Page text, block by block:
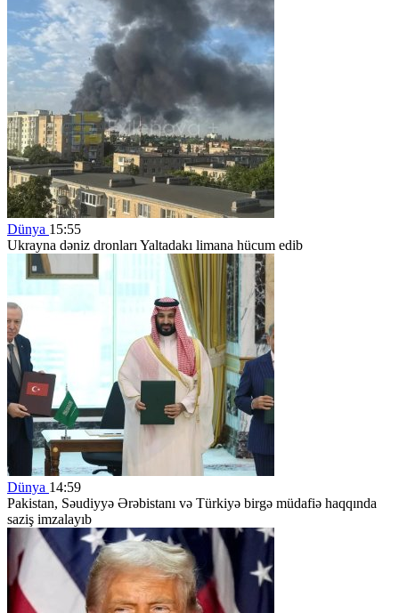
Dünya 15:55
Ukrayna dəniz dronları Yaltadakı limana hücum edib
Dünya 14:59
Pakistan, Səudiyyə Ərəbistanı və Türkiyə birgə müdafiə haqqında
saziş imzalayıb